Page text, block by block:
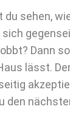
sehen,
Dann
lässt.
den